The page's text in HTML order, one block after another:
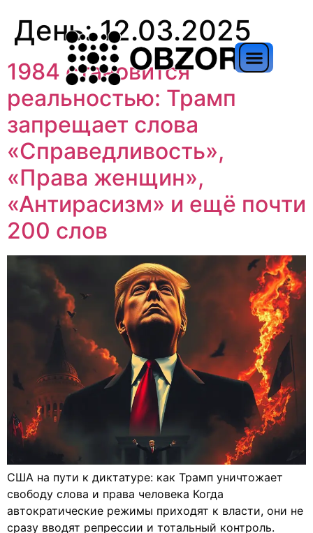
День:12.03.2025
1984 становится
реальностью: Трамп
запрещает слова
«Справедливость»,
«Права женщин»,
«Антирасизм» и ещё почти
200 слов
США на пути к диктатуре: как Трамп уничтожает
свободу слова и права человека Когда
автократические режимы приходят к власти, они не
сразу вводят репрессии и тотальный контроль.